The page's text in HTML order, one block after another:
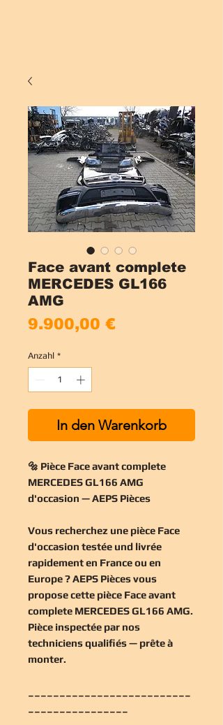
Face avant complete
MERCEDES GL166
AMG
9.900,00 €
Anzahl *
In den Warenkorb
🔩 Pièce Face avant complete
MERCEDES GL166 AMG
d'occasion — AEPS Pièces
Vous recherchez une pièce Face
d'occasion testée und livrée
rapidement en France ou en
Europe ? AEPS Pièces vous
propose cette pièce Face avant
complete MERCEDES GL166 AMG.
Pièce inspectée par nos
techniciens qualifiés — prête à
monter.